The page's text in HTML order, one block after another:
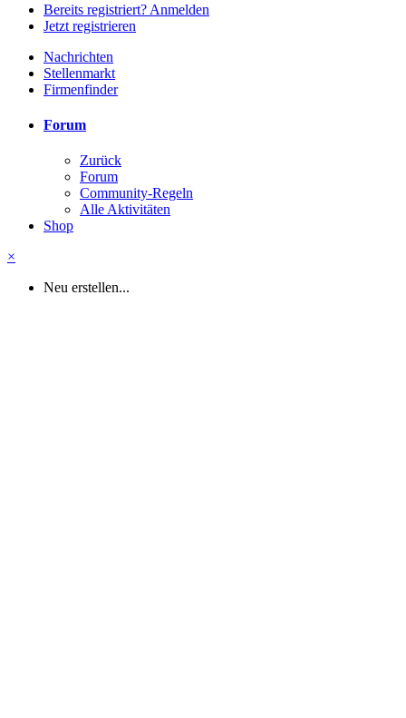
Bereits registriert? Anmelden
Jetzt registrieren
Nachrichten
Stellenmarkt
Firmenfinder
Forum
Zurück
Forum
Community-Regeln
Alle Aktivitäten
Shop
×
Neu erstellen...